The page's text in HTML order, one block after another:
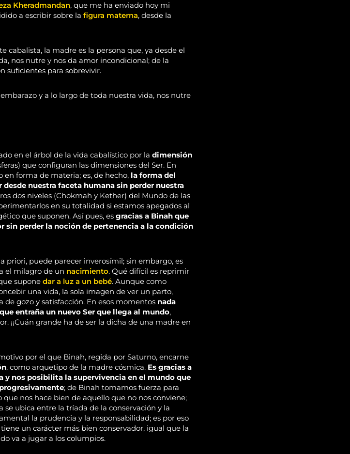
Kheradmandan, que me ha enviado hoy mi
a escribir sobre la figura materna, desde la
cabalista, la madre es la persona que, ya desde el
nos nutre y nos da amor incondicional; de la
suficientes para sobrevivir.
y a lo largo de toda nuestra vida, nos nutre
en el árbol de la vida cabalístico por la dimensión
que configuran las dimensiones del Ser. En
en forma de materia; es, de hecho, la forma del
nuestra faceta humana sin perder nuestra
dos niveles (Chokmah y Kether) del Mundo de las
en su totalidad si estamos apegados al
que suponen. Así pues, es gracias a Binah que
sin perder la noción de pertenencia a la condición
priori, puede parecer inverosímil; sin embargo, es
el milagro de un nacimiento. Qué difícil es reprimir
supone dar a luz a un bebé. Aunque como
una vida, la sola imagen de ver un parto,
gozo y satisfacción. En esos momentos nada
entraña un nuevo Ser que llega al mundo,
¡¡Cuán grande ha de ser la dicha de una madre en
por el que Binah, regida por Saturno, encarne
, como arquetipo de la madre cósmica. Es gracias a
nos posibilita la supervivencia en el mundo que
; de Binah tomamos fuerza para
nos hace bien de aquello que no nos conviene;
se ubica entre la tríada de la conservación y la
la prudencia y la responsabilidad; es por eso
un carácter más bien conservador, igual que la
va a jugar a los columpios.